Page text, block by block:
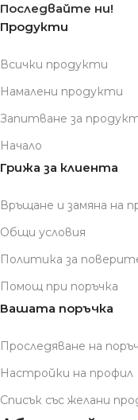
Последвайте ни!
Продукти
Всички продукти
Намалени продукти
Запитване за
Начало
Грижа за клиента
Връщане и замяна на
Общи условия
Политика за
Помощ при поръчка
Вашата поръчка
Проследяване на
Настройки на профил
Списък със желани